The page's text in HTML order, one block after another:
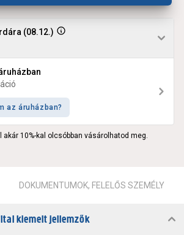
(08.12.)
az áruházban?
akár 10%-kal olcsóbban vásárolhatod meg.
DOKUMENTUMOK, FELELŐS SZEMÉLY
kiemelt jellemzők